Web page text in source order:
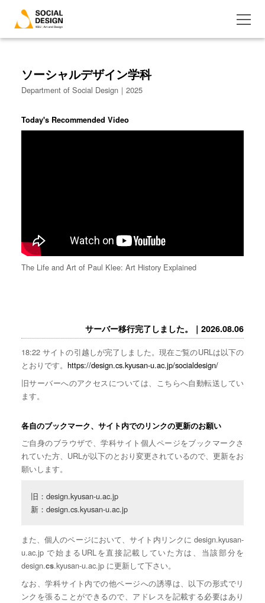
ソーシャルデザイン学科
Department of Social Design｜2025
Today's Recommended Video
The Life and Art of Paul Klee: Art History Explained
サーバー移行完了しました。｜2026.08.06
18:22 サイトの引越しが完了しました。現在ご覧のURLは以下の
とおりです。 https://design.cs.kyusan-u.ac.jp/socialdesign/
旧サーバーへのアクセスについては、こちらへ自動転送してい
ます。
各自のブックマーク、サイト内でのリンクの更新のお願い
ご自身のブラウザで、学科サイト個人ページをブックマークさ
れていた方、URLが以下のとおり変更されているので、更新をお
願いします。
旧：design.kyusan-u.ac.jp
新：design.cs.kyusan-u.ac.jp
また、個人のページにおいて、サイト内リンクに design.kyusan-
u.ac.jp で始まるURLを直接記載していた方は、当該部分を
design.cs.kyusan-u.ac.jp に更新して下さい。
なお、学科サイト内での他ページへの誘導は、以下の形式でリ
ンクを張ることができるので、アドレスを記載する必要はあり